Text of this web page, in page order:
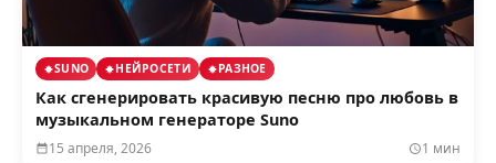
SUNO НЕЙРОСЕТИ РАЗНОЕ
Как сгенерировать красивую песню про любовь в
музыкальном генераторе Suno
15 апреля, 2026 1 мин